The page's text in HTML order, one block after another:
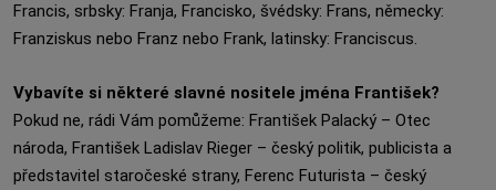
Francis, srbsky: Franja, Francisko, švédsky: Frans, německy:
Franziskus nebo Franz nebo Frank, latinsky: Franciscus.
Vybavíte si některé slavné nositele jména František?
Pokud ne, rádi Vám pomůžeme: František Palacký – Otec
národa, František Ladislav Rieger – český politik, publicista a
představitel staročeské strany, Ferenc Futurista – český